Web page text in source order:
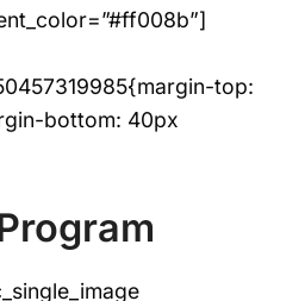
top:
bottom: 40px